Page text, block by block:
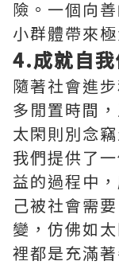
險。一個向
小群體帶來
4.成就自
隨著社會進
多閒置時間
太閑則別念
我們提供了
益的過程中
己被社會需
變，仿佛如
裡都是充滿